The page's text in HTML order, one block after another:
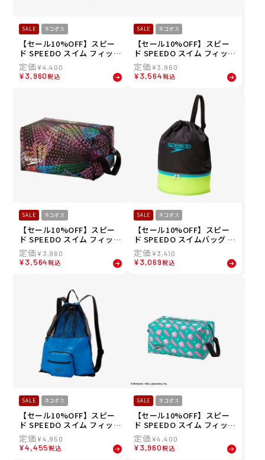
SALE ネコポス
【セール10%OFF】スピー
ド SPEEDO スイム フィット
ネス 競泳 鞄 バッグ ポーチ
ノベルティ ウォータープル
ーフ エル SE22607-MT
¥4,400
¥3,960税込
SALE ネコポス
【セール10%OFF】スピー
ド SPEEDO スイム フィット
ネス 競泳 鞄 バッグ ポーチ
ノベルティ ウォータープル
ーフ エム SE22606-RE
¥3,960
¥3,564税込
SALE ネコポス
【セール10%OFF】スピー
ド SPEEDO スイム フィット
ネス 競泳 鞄 バッグ ポーチ
ノベルティ ウォータープル
ーフ エム SE22606-MT
¥ 3,960
¥3,564税込
SALE ネコポス
【セール10%OFF】スピー
ド SPEEDO スイムバッグ S
E22603-YT
¥3,410
¥3,069税込
SALE ネコポス
【セール10%OFF】スピー
ド SPEEDO スイム フィット
ネス 競泳 鞄 バッグ ポーチ
ポケッタブル メッシュ バッ
グ Pocketable Mesh Bag
¥4,950
¥4,455税込
SALE ネコポス
【セール10%OFF】スピー
ド SPEEDO スイム フィット
ネス 競泳 鞄 バッグ ポーチ
スタッフバッグ カービィ ウ
ォータープルーフ エム SE2
¥4,400
¥3,960税込